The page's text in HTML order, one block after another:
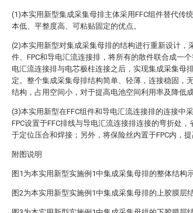
(1)本实用新型集成采集母排主体采用FFC组件替代传
本低、平整度高、可粘贴固定的优点。
(2)本实用新型对集成采集母排的结构进行重新设计，
件、FPC和导电汇流连接排，将所有的散件联合成一
电汇流连接排与电芯极柱连接之后，实现集成采集母
定。整个集成采集母排结构简单、轻薄，连接稳固，
结构，占用空间小，对于提高电池空间利用率及降低
(3)本实用新型在FFC组件和导电汇流连接排的连接中
FPC设置于FFC排线与导电汇流连接排连接的弯折处，
于定位压合和焊接；另外，将保险丝内置于FPC内，提
附图说明
图1为本实用新型实施例1中集成采集母排的整体结构
图2为本实用新型实施例1中集成采集母排的上胶膜层